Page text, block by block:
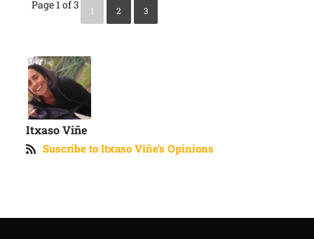
Page 1 of 3 1 2 3
Itxaso Viñe
Suscribe to Itxaso Viñe's Opinions